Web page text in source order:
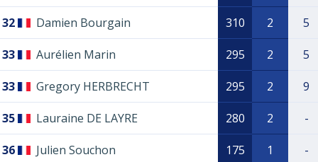
32 Damien Bourgain 310 2 5
33 Aurélien Marin 295 2 5
33 Gregory HERBRECHT 295 2 9
35 Lauraine DE LAYRE 280 2 -
36 Julien Souchon 175 1 -